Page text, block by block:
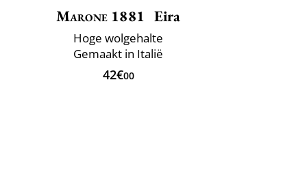
Marone 1881 Eira
Hoge wolgehalte
Gemaakt in Italië
42€00